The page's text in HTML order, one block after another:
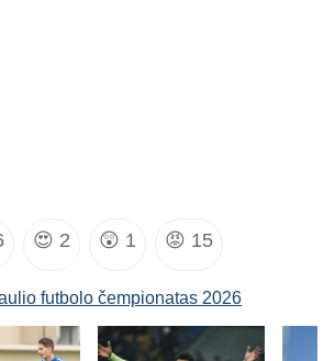
😍 2 😲 1 😡 15
futbolo čempionatas 2026